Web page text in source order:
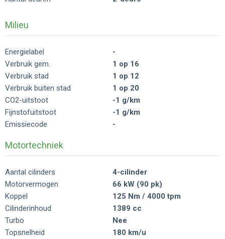
Milieu
Energielabel
-
Verbruik gem.
1 op 16
Verbruik stad
1 op 12
Verbruik buiten stad
1 op 20
CO2-uitstoot
-1 g/km
Fijnstofuitstoot
-1 g/km
Emissiecode
-
Motortechniek
Aantal cilinders
4-cilinder
Motorvermogen
66 kW (90 pk)
Koppel
125 Nm / 4000 tpm
Cilinderinhoud
1389 cc
Turbo
Nee
Topsnelheid
180 km/u